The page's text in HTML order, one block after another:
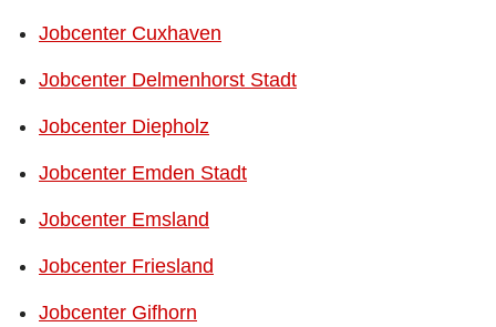
Jobcenter Cuxhaven
Jobcenter Delmenhorst Stadt
Jobcenter Diepholz
Jobcenter Emden Stadt
Jobcenter Emsland
Jobcenter Friesland
Jobcenter Gifhorn